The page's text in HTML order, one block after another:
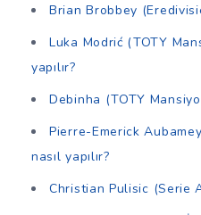
Brian Brobbey
Luka Modrić (TOTY
yapılır?
Debinha (TOTY
Pierre-Emerick
nasıl yapılır?
Christian Pulisic (Serie A